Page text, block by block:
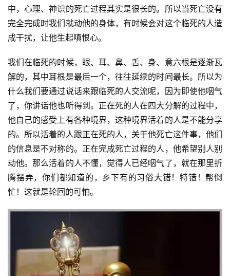
中，心理、神识的死亡过程其实是很长的。所以当死亡没有
完全完成时我们就动他的身体，有时候会对这个临死的人造
成干扰，让他生起嗔恨心。
我们在临死的时候，眼、耳、鼻、舌、身、意六根是逐渐瓦
解的，其中耳根是最后一个，往往延续的时间最长。所以为
什么我们要通过说话来跟临死的人交流呢，因为即使他咽气
了，你讲话他也听得到。正在死的人在四大分解的过程中，
他自己的感受上有各种境界，这种境界活着的人是不能分享
的。所以活着的人跟正在死的人，关于他死亡这件事，他们
的信息是不对称的。正在完成死亡过程的人，他希望别人别
动他。那么活着的人不懂，觉得人已经咽气了，就在那里折
腾摆弄，你们都知道的，乡下有的习俗大错！特错！帮倒
忙！这就是轮回的可怕。